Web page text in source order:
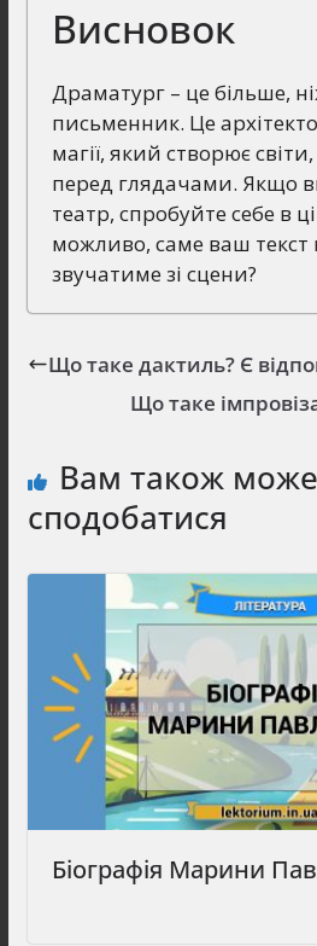
Висновок
Драматург – це більше,
письменник. Це
магії, який створює
перед глядачами. Якщо
театр, спробуйте себе в
можливо, саме ваш текст
звучатиме зі сцени?
Що таке дактиль? Є
Що таке
Вам також може
сподобатися
Біографія Марини